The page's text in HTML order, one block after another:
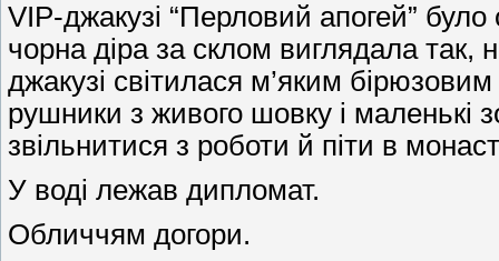
VIP-джакузі “Перловий апогей”
чорна діра за склом виглядала так,
джакузі світилася м’яким
рушники з живого шовку і маленькі
звільнитися з роботи й піти в
У воді лежав дипломат.
Обличчям догори.